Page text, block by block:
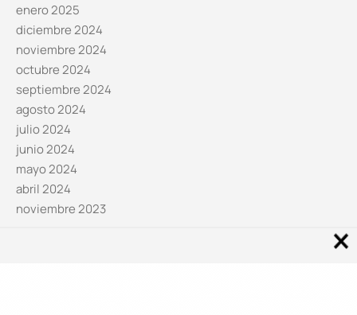
enero 2025
diciembre 2024
noviembre 2024
octubre 2024
septiembre 2024
agosto 2024
julio 2024
junio 2024
mayo 2024
abril 2024
noviembre 2023